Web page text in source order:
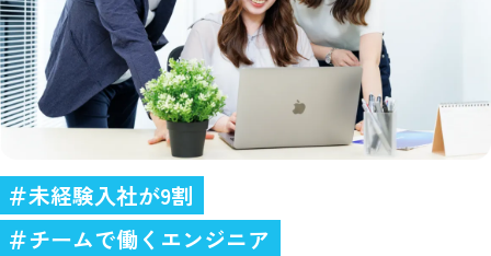
＃未経験入社が9割
＃チームで働くエンジニア